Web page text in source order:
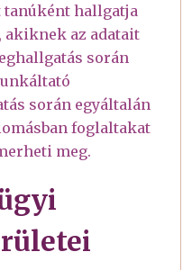
tanúként hallgatja
akiknek az adatait
során
során egyáltalán
foglaltakat
meg.